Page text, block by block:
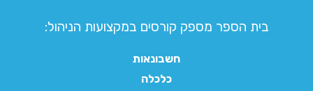
בית הספר מספק קורסים במקצועות הניהול:
חשבונאות
כלכלה